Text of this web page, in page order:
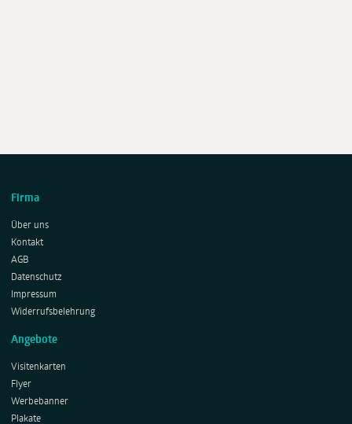
Firma
Über uns
Kontakt
AGB
Datenschutz
Impressum
Widerrufsbelehrung
Angebote
Visitenkarten
Flyer
Werbebanner
Plakate